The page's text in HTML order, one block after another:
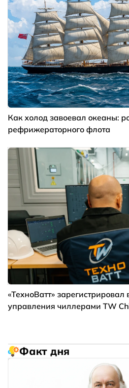
Как холод завоевал океаны:
рефрижераторного флота
«ТехноВатт»
управления чиллерами TW
Факт дня